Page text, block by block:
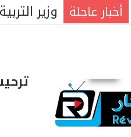
أخبار عاجلة البنك الدولي: 340 مليار فرنك أفريقي